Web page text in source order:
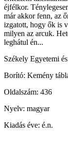
éjfélkor.
már akkor fenn, az
izgatott, hogy ők is
milyen az arcuk.
leghátul én...
Székely Egyetemi
Borító: Kemény
Oldalszám: 436
Nyelv: magyar
Kiadás éve: é.n.